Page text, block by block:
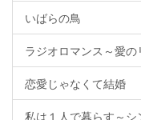
いばらの鳥
ラジオロマンス～愛の
恋愛じゃなくて結婚
私は１人で暮らす～